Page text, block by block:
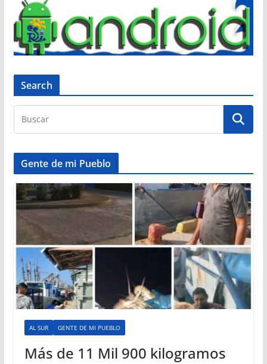
Search
Gente de mi Pueblo
AL SUR GENTE DE MI PUEBLO
Más de 11 Mil 900 kilogramos